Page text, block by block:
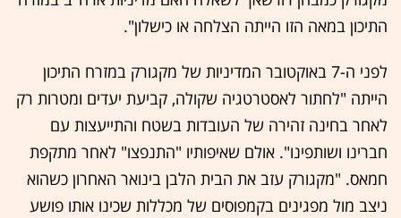
התיכון במאה הזו הייתה הצלחה או כישלון".
לפני ה-7 באוקטובר המדיניות של מקגורק במזרח התיכון
הייתה "לחתור לאסטרטגיה שקולה, קביעת יעדים ומטרות רק
לאחר בחינה זהירה של העובדות בשטח והתייעצות עם
חברינו ושותפינו". אולם שאיפותיו "התנפצו" לאחר מתקפת
חמאס. "מקגורק עזב את הבית הלבן בינואר האחרון כשהוא
ניצב מול מפגינים בקמפוסים של מכללות שכינו אותו פושע